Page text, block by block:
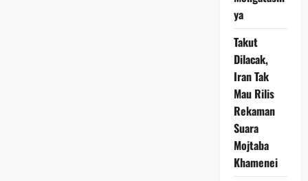
ya
Takut
Dilacak,
Iran Tak
Mau Rilis
Rekaman
Suara
Mojtaba
Khamenei